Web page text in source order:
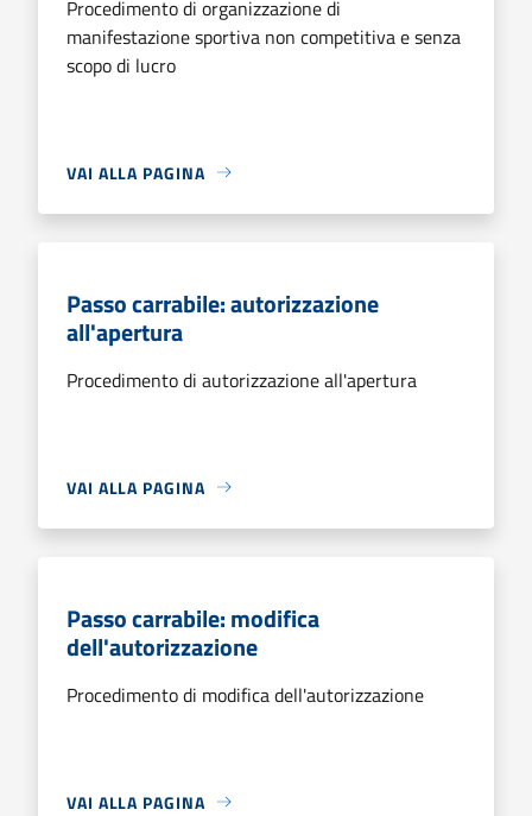
Procedimento di organizzazione di
manifestazione sportiva non competitiva e senza
scopo di lucro
VAI ALLA PAGINA
Passo carrabile: autorizzazione
all'apertura
Procedimento di autorizzazione all'apertura
VAI ALLA PAGINA
Passo carrabile: modifica
dell'autorizzazione
Procedimento di modifica dell'autorizzazione
VAI ALLA PAGINA